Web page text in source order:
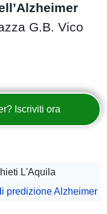
G.B. Vico
Iscriviti ora
L'Aquila
predizione Alzheimer